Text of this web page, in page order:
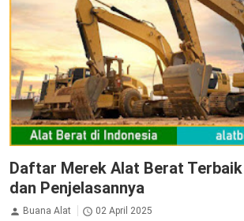
Daftar Merek Alat Berat
dan Penjelasannya
Buana Alat 02 April 2025